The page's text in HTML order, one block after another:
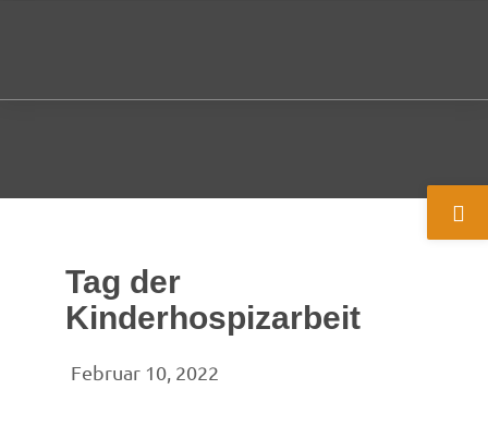
Tag der
Kinderhospizarbeit
Februar 10, 2022